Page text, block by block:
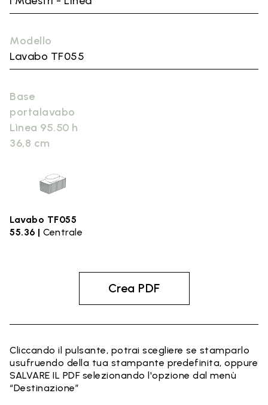
Modello
Lavabo TF055
Base
portalavabo
Lìnea 95.50 h
36,8 cm
Lavabo TF055
55.36 | Centrale
Crea PDF
Cliccando il pulsante, potrai scegliere se stamparlo
usufruendo della tua stampante predefinita, oppure
SALVARE IL PDF selezionando l'opzione dal menù
“Destinazione”